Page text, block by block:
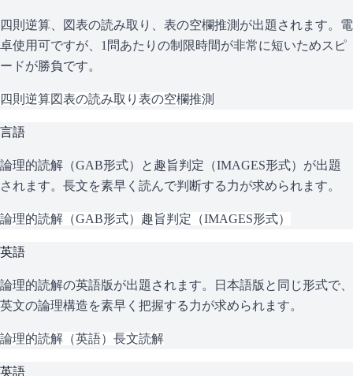
四則逆算、図表の読み取り、表の空欄推測が出題されます。電
卓使用可ですが、1問あたりの制限時間が非常に短いためスピ
ードが勝負です。
四則逆算図表の読み取り 表の空欄推測
言語
論理的読解（GAB形式）と趣旨判定（IMAGES形式）が出題
されます。長文を素早く読んで判断する力が求められます。
論理的読解（GAB形式） 趣旨判定（IMAGES形式）
英語
論理的読解の英語版が出題されます。日本語版と同じ形式で、
英文の論理構造を素早く把握する力が求められます。
論理的読解（英語） 長文読解
英語